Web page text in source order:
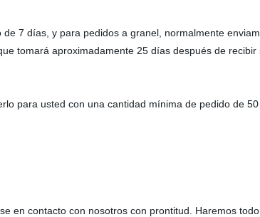
7 días, y para pedidos a granel, normalmente
tomará aproximadamente 25 días después de recibir
para usted con una cantidad mínima de pedido de 50
en contacto con nosotros con prontitud. Haremos